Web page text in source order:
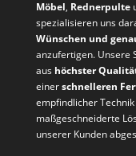
Möbel, Rednerpulte
spezialisieren uns
Wünschen und
anzufertigen. Unsere
aus höchster
einerschnelleren
empfindlicher
maßgeschneiderte
unserer Kunden